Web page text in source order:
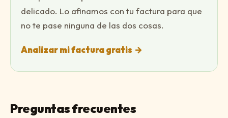
delicado. Lo afinamos con tu factura para que
no te pase ninguna de las dos cosas.
Analizar mi factura gratis →
Preguntas frecuentes